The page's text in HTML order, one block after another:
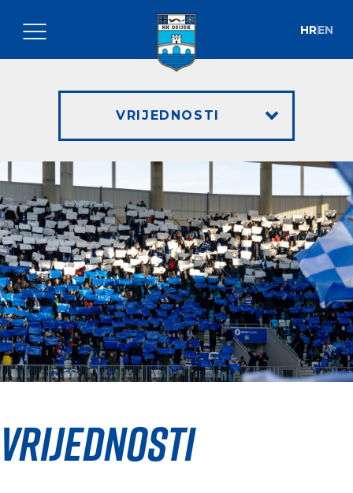
HREN
VRIJEDNOSTI
Vrijednosti